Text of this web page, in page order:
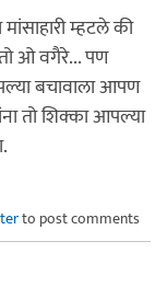
म्हटले की
ओ वगैरे... पण
बचावाला आपण
तो शिक्का आपल्या
to post comments